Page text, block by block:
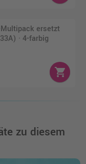
ersetzt
· 4-farbig
shopping_cart
ersetzt HP
zu diesem